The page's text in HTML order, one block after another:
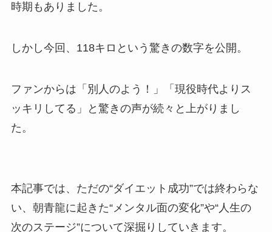
時期もありました。
しかし今回、118キロという驚きの数字を公開。
ファンからは「別人のよう！」「現役時代よりス
ッキリしてる」と驚きの声が続々と上がりまし
た。
本記事では、ただの“ダイエット成功”では終わらな
い、朝青龍に起きた“メンタル面の変化”や“人生の
次のステージ”について深掘りしていきます。